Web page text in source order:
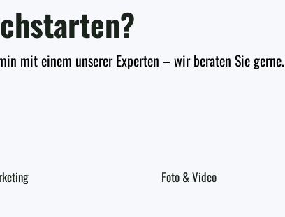
mit einem unserer Experten – wir beraten Sie gerne.
Foto & Video